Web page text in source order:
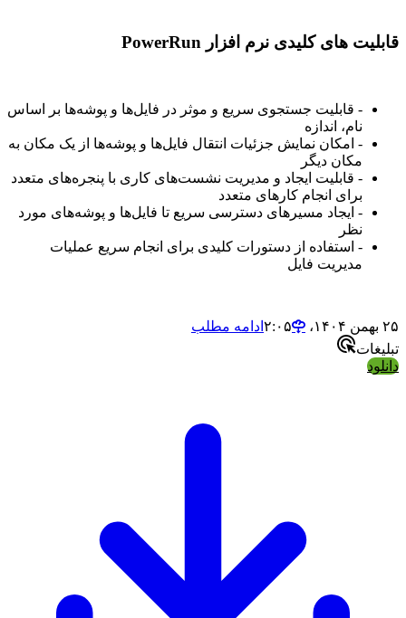
قابلیت های کلیدی نرم افزار PowerRun
- قابلیت جستجوی سریع و موثر در فایل‌ها و پوشه‌ها بر اساس
نام، اندازه
- امکان نمایش جزئیات انتقال فایل‌ها و پوشه‌ها از یک مکان به
مکان دیگر
- قابلیت ایجاد و مدیریت نشست‌های کاری با پنجره‌های متعدد
برای انجام کارهای متعدد
- ایجاد مسیرهای دسترسی سریع تا فایل‌ها و پوشه‌های مورد
نظر
- استفاده از دستورات کلیدی برای انجام سریع عملیات
مدیریت فایل
۲۵ بهمن ۱۴۰۴،‏ ۲:۰۵
ادامه مطلب
تبلیغات
دانلود